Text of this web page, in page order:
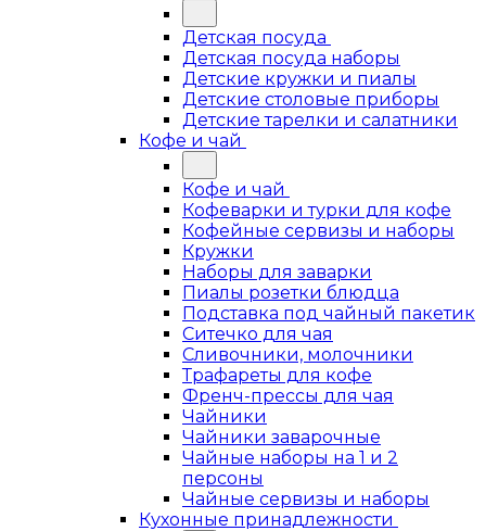
Детская посуда
Детская посуда наборы
Детские кружки и пиалы
Детские столовые приборы
Детские тарелки и салатники
Кофе и чай
Кофе и чай
Кофеварки и турки для кофе
Кофейные сервизы и наборы
Кружки
Наборы для заварки
Пиалы розетки блюдца
Подставка под чайный пакетик
Ситечко для чая
Сливочники, молочники
Трафареты для кофе
Френч-прессы для чая
Чайники
Чайники заварочные
Чайные наборы на 1 и 2
персоны
Чайные сервизы и наборы
Кухонные принадлежности